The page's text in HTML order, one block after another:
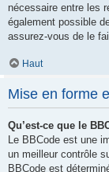
nécessaire entre les
également possible
assurez-vous de le
Haut
Mise en forme
Qu’est-ce que le
Le BBCode est une
un meilleur contrôle
BBCode est